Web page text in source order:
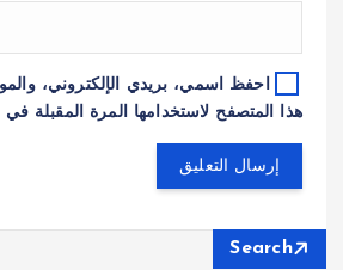
احفظ اسمي، بريدي الإلكتروني،
هذا المتصفح لاستخدامها المرة المقبلة في
Search